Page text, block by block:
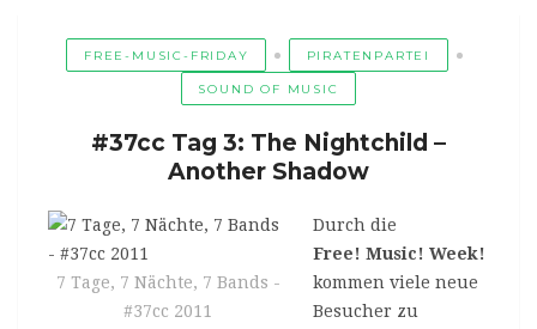
FREE-MUSIC-FRIDAY PIRATENPARTEI
SOUND OF MUSIC
#37cc Tag 3: The Nightchild –
Another Shadow
7 Tage, 7 Nächte, 7 Bands -
#37cc 2011
Durch die
Free! Music! Week!
kommen viele neue
Besucher zu